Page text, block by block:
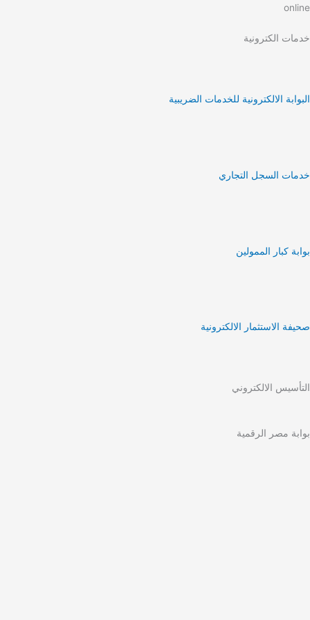
Skip
content
online
خدمات الكترونية
البوابة الالكترونية للخدمات الضريبية
خدمات السجل التجاري
بوابة كبار الممولين
صحيفة الاستثمار الالكترونية
التأسيس الالكتروني
بوابة مصر الرقمية